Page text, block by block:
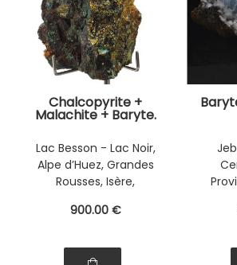
Chalcopyrite +
Malachite + Baryte.
Lac Besson - Lac Noir,
Alpe d’Huez, Grandes
Rousses, Isère,
Alpes, France
900.00 €